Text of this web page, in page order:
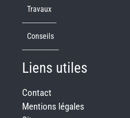
Travaux
Conseils
Liens utiles
Contact
Mentions légales